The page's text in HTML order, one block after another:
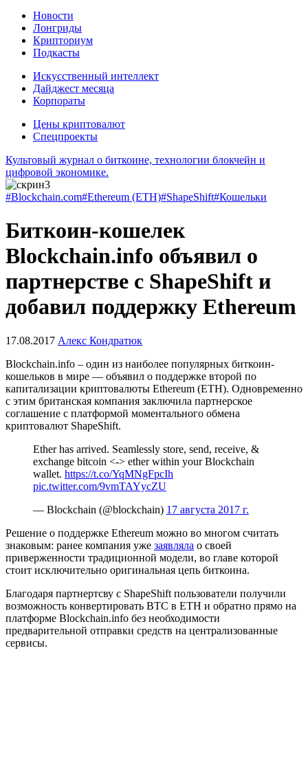
Новости
Лонгриды
Крипториум
Подкасты
Искусственный интеллект
Дайджест месяца
Корпораты
Цены криптовалют
Спецпроекты
Культовый журнал о биткоине, технологии блокчейн и
цифровой экономике.
#Blockchain.com#Ethereum (ETH)#ShapeShift#Кошельки
Биткоин-кошелек
Blockchain.info объявил о
партнерстве с ShapeShift и
добавил поддержку Ethereum
17.08.2017 Алекс Кондратюк
Blockchain.info – один из наиболее популярных биткоин-
кошельков в мире — объявил о поддержке второй по
капитализации криптовалюты Ethereum (ETH). Одновременно
с этим британская компания заключила партнерское
соглашение с платформой моментального обмена
криптовалют ShapeShift.
Ether has arrived. Seamlessly store, send, receive, &
exchange bitcoin <-> ether within your Blockchain
wallet. https://t.co/YqMNgFpcIh
pic.twitter.com/9vmTAYycZU
— Blockchain (@blockchain) 17 августа 2017 г.
Решение о поддержке Ethereum можно во многом считать
знаковым: ранее компания уже заявляла о своей
приверженности традиционной модели, во главе которой
стоит исключительно оригинальная цепь биткоина.
Благодаря партнертсву с ShapeShift пользователи получили
возможность конвертировать BTC в ETH и обратно прямо на
платформе Blockchain.info без необходимости
предварительной отправки средств на централизованные
сервисы.